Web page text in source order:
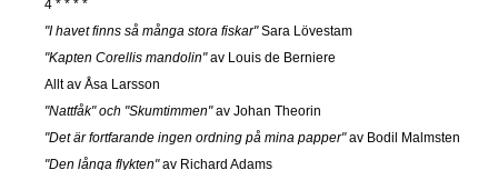
4 * * * *
"I havet finns så många stora fiskar"Sara Lövestam
"Kapten Corellis mandolin"av Louis de Berniere
Allt av Åsa Larsson
"Nattfåk" och "Skumtimmen"av Johan Theorin
"Det är fortfarande ingen ordning på mina papper"av Bodil Malmsten
"Den långa flykten"av Richard Adams